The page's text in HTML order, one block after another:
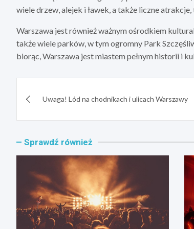
wiele drzew, alejek i ławek, a także liczne
Warszawa jest również ważnym ośrodkiem
także wiele parków, w tym ogromny Park
biorąc, Warszawa jest miastem pełnym historii i
wpisuUwaga! Lód na chodnikach i ulicach Warszawy
Sprawdź również